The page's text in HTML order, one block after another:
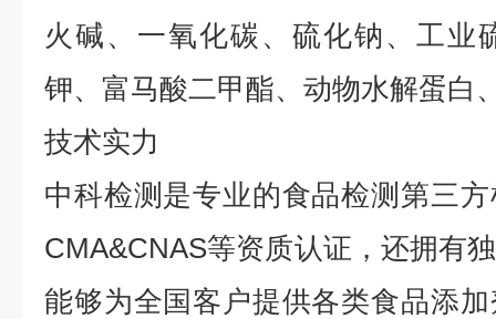
火碱、一氧化碳、硫化钠、工业
钾、富马酸二甲酯、动物水解蛋白
技术实力
中科检测是专业的食品检测第三
CMA&CNAS等资质认证，还拥有
能够为全国客户提供各类食品添